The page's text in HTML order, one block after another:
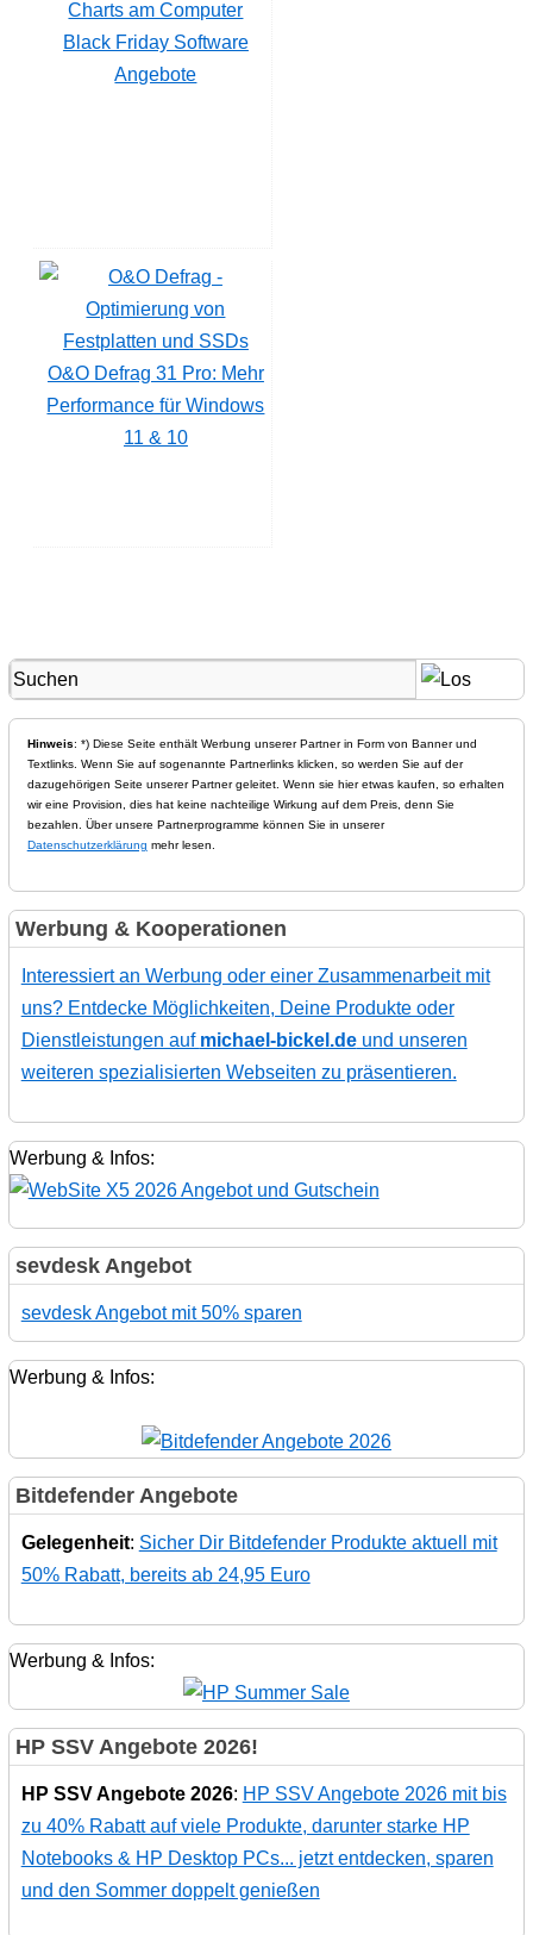
Black Friday Software
Angebote
O&O Defrag 31 Pro: Mehr
Performance für Windows
11 & 10
Hinweis: *) Diese Seite enthält Werbung unserer Partner in Form von Banner und
Textlinks. Wenn Sie auf sogenannte Partnerlinks klicken, so werden Sie auf der
dazugehörigen Seite unserer Partner geleitet. Wenn sie hier etwas kaufen, so erhalten
wir eine Provision, dies hat keine nachteilige Wirkung auf dem Preis, denn Sie
bezahlen. Über unsere Partnerprogramme können Sie in unserer
Datenschutzerklärung mehr lesen.
Werbung & Kooperationen
Interessiert an Werbung oder einer Zusammenarbeit mit
uns? Entdecke Möglichkeiten, Deine Produkte oder
Dienstleistungen auf michael-bickel.deund unseren
weiteren spezialisierten Webseiten zu präsentieren.
Werbung & Infos:
sevdesk Angebot
sevdesk Angebot mit 50% sparen
Werbung & Infos:
Bitdefender Angebote
Gelegenheit: Sicher Dir Bitdefender Produkte aktuell mit
50% Rabatt, bereits ab 24,95 Euro
Werbung & Infos:
HP SSV Angebote 2026!
HP SSV Angebote 2026: HP SSV Angebote 2026 mit bis
zu 40% Rabatt auf viele Produkte, darunter starke HP
Notebooks & HP Desktop PCs... jetzt entdecken, sparen
und den Sommer doppelt genießen